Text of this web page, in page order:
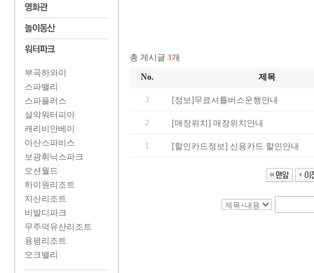
부곡하와이
스파밸리
스파플러스
설악워터피아
캐리비안베이
아산스파비스
보광휘닉스파크
오션월드
하이원리조트
지산리조트
비발디파크
무주덕유산리조트
용평리조트
오크밸리
총 게시글 3개
No.
제목
3 [정보]무료셔틀버스운행안내
2 [매장위치] 매장위치안내
1 [할인카드정보] 신용카드 할인안내